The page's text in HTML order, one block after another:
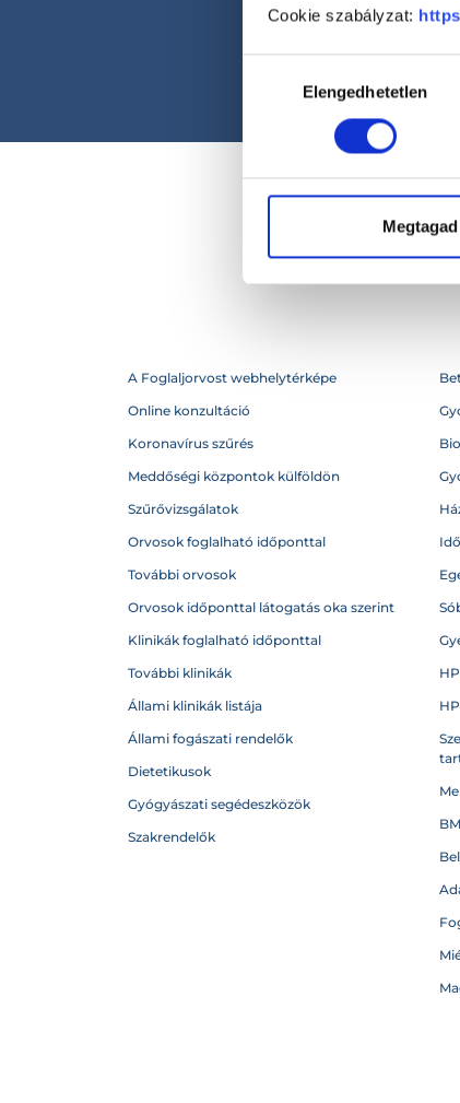
Cookie szabályzat:
kiválasztásaElengedhetetlen
Megtagad
A Foglaljorvost webhelytérképe
Online konzultáció
Koronavírus szűrés
Meddőségi központok külföldön
Szűrővizsgálatok
Orvosok foglalható időponttal
További orvosok
Orvosok időponttal látogatás oka szerint
Klinikák foglalható időponttal
További klinikák
Állami klinikák listája
Állami fogászati rendelők
Dietetikusok
Gyógyászati segédeszközök
Szakrendelők